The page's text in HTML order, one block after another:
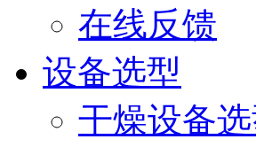
在线反馈
设备选型
干燥设备